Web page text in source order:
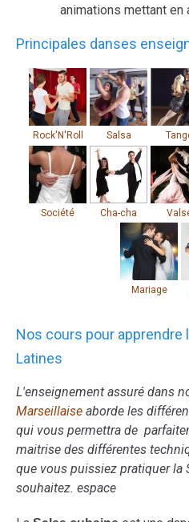
animations mettant
Principales danses
Rock'N'Roll Salsa
Société Cha-cha
Mariage
Nos cours pour apprendre
Latines
L'enseignement assuré dans
Marseillaise aborde les
qui vous permettra de
maitrise des différentes
que vous puissiez pratiquer la
souhaitez. espace